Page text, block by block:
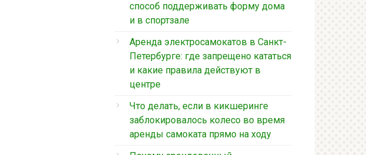
способ поддерживать форму дома
и в спортзале
Аренда электросамокатов в Санкт-
Петербурге: где запрещено кататься
и какие правила действуют в
центре
Что делать, если в кикшеринге
заблокировалось колесо во время
аренды самоката прямо на ходу